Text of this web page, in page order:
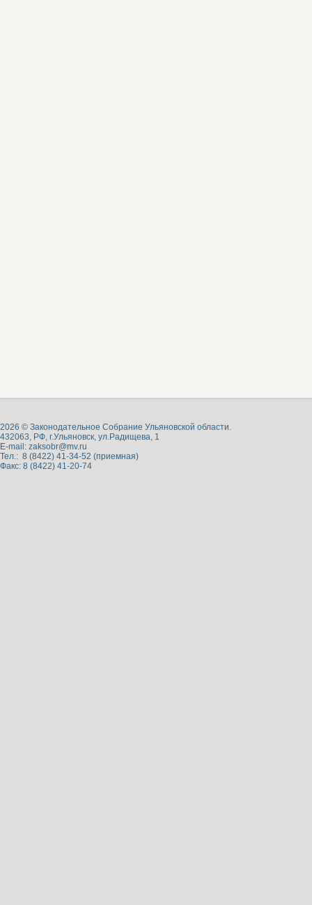
2026 © Законодательное Собрание Ульяновской области.
432063, РФ, г.Ульяновск, ул.Радищева, 1
E-mail: zaksobr@mv.ru
Тел.: 8 (8422) 41-34-52 (приемная)
Факс: 8 (8422) 41-20-74